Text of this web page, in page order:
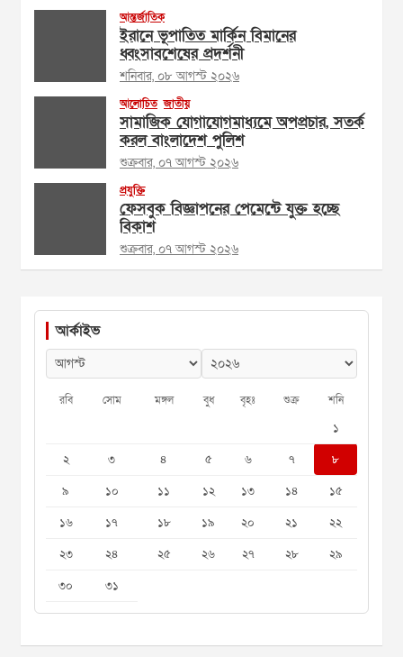
আন্তর্জাতিক
ইরানে ভূপাতিত মার্কিন বিমানের
ধ্বংসাবশেষের প্রদর্শনী
শনিবার, ০৮ আগস্ট ২০২৬
আলোচিত জাতীয়
সামাজিক যোগাযোগমাধ্যমে অপপ্রচার, সতর্ক
করল বাংলাদেশ পুলিশ
শুক্রবার, ০৭ আগস্ট ২০২৬
প্রযুক্তি
ফেসবুক বিজ্ঞাপনের পেমেন্টে যুক্ত হচ্ছে
বিকাশ
শুক্রবার, ০৭ আগস্ট ২০২৬
আর্কাইভ
রবি সোম মঙ্গল বুধ বৃহঃ শুক্র শনি
১
২
৩ ৪ ৫ ৬ ৭
৮
৯
১০ ১১ ১২ ১৩ ১৪
১৫
১৬
১৭ ১৮ ১৯ ২০ ২১
২২
২৩
২৪ ২৫ ২৬ ২৭ ২৮
২৯
৩০
৩১